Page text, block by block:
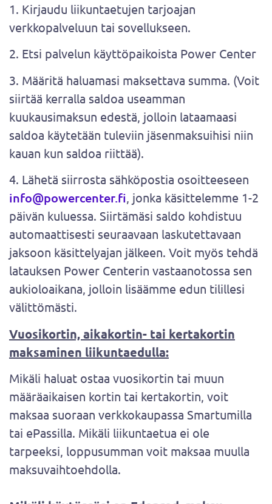
1. Kirjaudu liikuntaetujen tarjoajan
verkkopalveluun tai sovellukseen.
2. Etsi palvelun käyttöpaikoista Power Center
3. Määritä haluamasi maksettava summa. (Voit
siirtää kerralla saldoa useamman
kuukausimaksun edestä, jolloin lataamaasi
saldoa käytetään tuleviin jäsenmaksuihisi niin
kauan kun saldoa riittää).
4. Lähetä siirrosta sähköpostia osoitteeseen
info@powercenter.fi, jonka käsittelemme 1-2
päivän kuluessa. Siirtämäsi saldo kohdistuu
automaattisesti seuraavaan laskutettavaan
jaksoon käsittelyajan jälkeen. Voit myös tehdä
latauksen Power Centerin vastaanotossa sen
aukioloaikana, jolloin lisäämme edun tilillesi
välittömästi.
Vuosikortin, aikakortin- tai kertakortin
maksaminen liikuntaedulla:
Mikäli haluat ostaa vuosikortin tai muun
määräaikaisen kortin tai kertakortin, voit
maksaa suoraan verkkokaupassa Smartumilla
tai ePassilla. Mikäli liikuntaetua ei ole
tarpeeksi, loppusumman voit maksaa muulla
maksuvaihtoehdolla.